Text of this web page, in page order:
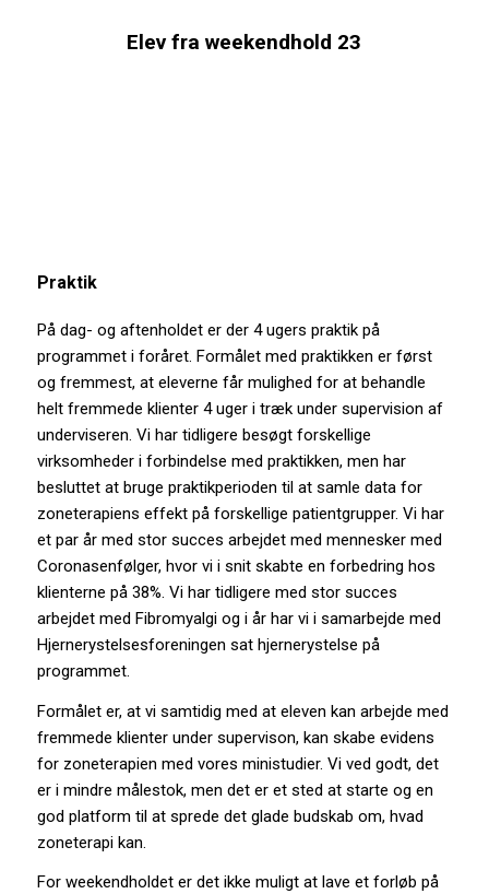
Elev fra weekendhold 23
Praktik
På dag- og aftenholdet er der 4 ugers praktik på
programmet i foråret. Formålet med praktikken er først
og fremmest, at eleverne får mulighed for at behandle
helt fremmede klienter 4 uger i træk under supervision af
underviseren. Vi har tidligere besøgt forskellige
virksomheder i forbindelse med praktikken, men har
besluttet at bruge praktikperioden til at samle data for
zoneterapiens effekt på forskellige patientgrupper. Vi har
et par år med stor succes arbejdet med mennesker med
Coronasenfølger, hvor vi i snit skabte en forbedring hos
klienterne på 38%. Vi har tidligere med stor succes
arbejdet med Fibromyalgi og i år har vi i samarbejde med
Hjernerystelsesforeningen sat hjernerystelse på
programmet.
Formålet er, at vi samtidig med at eleven kan arbejde med
fremmede klienter under supervison, kan skabe evidens
for zoneterapien med vores ministudier. Vi ved godt, det
er i mindre målestok, men det er et sted at starte og en
god platform til at sprede det glade budskab om, hvad
zoneterapi kan.
For weekendholdet er det ikke muligt at lave et forløb på